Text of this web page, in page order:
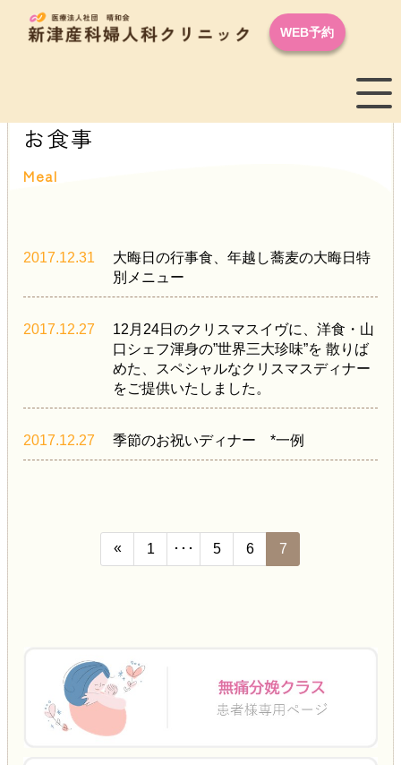
WEB予約
お食事
Meal
2017.12.31
大晦日の行事食、年越し蕎麦の大晦日特
別メニュー
2017.12.27
12月24日のクリスマスイヴに、洋食・山
口シェフ渾身の”世界三大珍味”を 散りば
めた、スペシャルなクリスマスディナー
をご提供いたしました。
2017.12.27 季節のお祝いディナー *一例
« 1 ･･･ 5 6 7